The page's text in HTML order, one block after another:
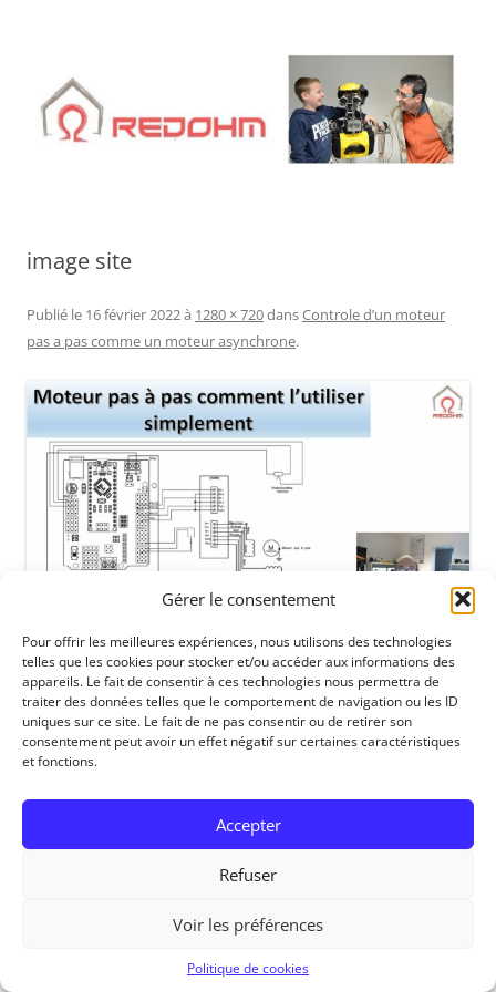
Gérer le consentement
Pour offrir les meilleures expériences, nous utilisons des technologies
telles que les cookies pour stocker et/ou accéder aux informations des
appareils. Le fait de consentir à ces technologies nous permettra de
traiter des données telles que le comportement de navigation ou les ID
uniques sur ce site. Le fait de ne pas consentir ou de retirer son
consentement peut avoir un effet négatif sur certaines caractéristiques
et fonctions.
Accepter
Refuser
Voir les préférences
Politique de cookies
image site
Publié le 16 février 2022à 1280 × 720dansControle d’un moteur
pas a pas comme un moteur asynchrone.
RedOhm, 2014